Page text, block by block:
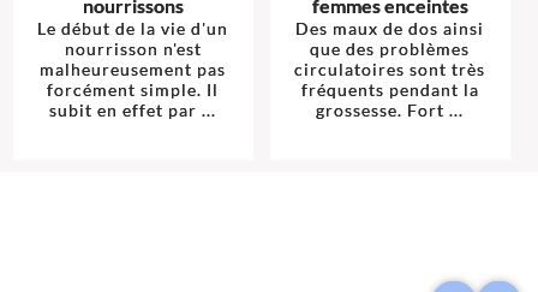
nourrissons
Le début de la vie d'un
nourrisson n'est
malheureusement pas
forcément simple. Il
subit en effet par ...
femmes enceintes
Des maux de dos ainsi
que des problèmes
circulatoires sont très
fréquents pendant la
grossesse. Fort ...